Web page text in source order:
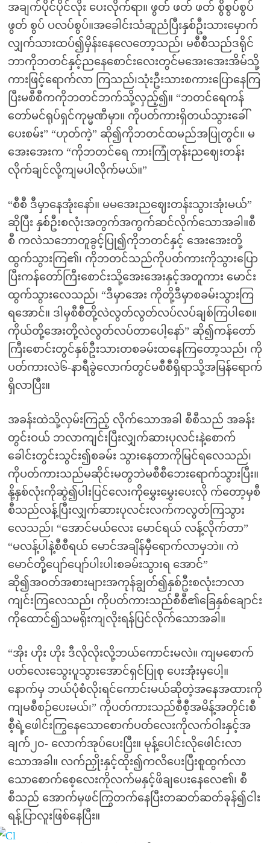
အချက်ပိုင်ပိုင်လိုး ပေးလိုက်ရာ။ ဖွတ် ဖတ် ဖတ် စွိစွပ်စွပ်
ဖွတ် စွပ် ပလပ်စွပ်။အခေါင်းသံဆူညံပြီးနှစ်ဦးသားမှောက်
လျှက်သားထပ်၍မှိန်းနေလေတော့သည်၊ မစီစီသည်ဒရိုင်
ဘာကိုဘတင်နှင့်ညနေစောင်းလေးတွင်မအေးအေးအိမ်သို့
ကားဖြင့်ရောက်လာ ကြသည်၊သုံးဦးသားစကားပြောနေကြ
ပြီးမစီစီကကိုဘတင်ဘက်သို့လှည့်၍။ “ဘတင်ရေကန်
တော်မင်ရုပ်ရှင်ကုမ္မဏီမှာ။ ကိုပတ်ကားရှိတယ်သွားခေါ်
ပေးစမ်း” “ဟုတ်ကဲ့” ဆို၍ကိုဘတင်ထမည်အပြုတွင်။ မ
အေးအေးက “ကိုဘတင်ရေ ကားကြုံတုန်းညဈေးတန်း
လိုက်ချင်လို့ကျမပါလိုက်မယ်။”
“စီစီ ဒီမှာနေအုံးနော်။ မမအေးညဈေးတန်းသွားအုံးမယ်”
ဆိုပြီး နှစ်ဦးစလုံးအတွက်အကွက်ဆင်လိုက်သောအခါ။စီ
စီ ကလဲသဘောတူခွင့်ပြု၍ကိုဘတင်နှင့် အေးအေးတို့
ထွက်သွားကြ၏၊ ကိုဘတင်သည်ကိုပတ်ကားကိုသွားပြော
ပြီးကန်တော်ကြီးစောင်းသို့အေးအေးနှင့်အတူကား မောင်း
ထွက်သွားလေသည်၊ “ဒီမှာအေး ကိုတို့ဒီမှာစခမ်းသွားကြ
ရအောင်။ ဒါမှစီစီတို့လဲလွတ်လွတ်လပ်လပ်ချစ်ကြပါစေ။
ကိုယ်တို့အေးတို့လဲလွတ်လပ်တာပေါ့နော်” ဆို၍ကန်တော်
ကြီးစောင်းတွင်နှစ်ဦးသားတစခမ်းထနေကြတော့သည်၊ ကို
ပတ်ကားလဲ၆-နာရီခွဲလောက်တွင်မစီစီရှိရာသို့အမြန်ရောက်
ရှိလာပြီး။
အခန်းထဲသို့လှမ်းကြည့် လိုက်သောအခါ စီစီသည် အခန်း
တွင်းဝယ် ဘလာကျင်းပြီးလျှက်ဆားပုလင်းနဲ့စောက်
ခေါင်းတွင်းသွင်း၍စခမ်း သွားနေတာကိုမြင်ရလေသည်၊
ကိုပတ်ကားသည်မဆိုင်းမတွဘဲမစီစီဘေးရောက်သွားပြီး။
နို့နှစ်လုံးကိုဆွဲ၍ပါးပြင်လေးကိုမွှေးမွှေးပေးလို က်တော့မှစီ
စီသည်လန့်ပြီးလျှက်ဆားပုလင်းလက်ကလွတ်ကြသွား
လေသည်၊ “အောင်မယ်လေး မောင်ရယ် လန့်လိုက်တာ”
“မလန့်ပါနဲ့စီစီရယ် မောင်အချိန်မှီရောက်လာမှဘဲ။ ကဲ
မောင်တို့ပျော်ပျော်ပါးပါးစခမ်းသွားရ အောင်”
ဆို၍အဝတ်အစားများအကုန်ချွတ်၍နှစ်ဦးစလုံးဘလာ
ကျင်းကြလေသည်၊ ကိုပတ်ကားသည်စီစီ၏ခြေနှစ်ချောင်း
ကိုထောင်၍သမရိုးကျလိုးရန်ပြင်လိုက်သောအခါ။
“အိုး ဟိုး ဟိုး ဒီလိုလိုးလို့ဘယ်ကောင်းမလဲ။ ကျမစောက်
ပတ်လေးသွေးပူသွားအောင်ရှင်ပြုစု ပေးအုံးမှပေါ့။
နောက်မှ ဘယ်ပုံစံလိုးရင်ကောင်းမယ်ဆိုတဲ့အနေအထားကို
ကျမစီစဉ်ပေးမယ်၊” ကိုပတ်ကားသည်စီစီ့အမိန့်အတိုင်းစီ
စီ့ရဲ့ဖေါင်းကြွနေသောစောက်ပတ်လေးကိုလက်ဝါးနှင့်အ
ချက်၂၀- လောက်အုပ်ပေးပြီး။ မုန့်ပေါင်းလိုဖေါင်းလာ
သောအခါ။ လက်ညှိုးနှင့်ထိုး၍ကလိပေးပြီးစူထွက်လာ
သောစောက်စေ့လေးကိုလက်မနှင့်ဖိချပေးနေလေ၏၊ စီ
စီသည် အောက်မှဖင်ကြွတက်နေပြီးတဆတ်ဆတ်ခုန်၍ငါး
ရန့်ပြာလူးဖြစ်နေပြီး။